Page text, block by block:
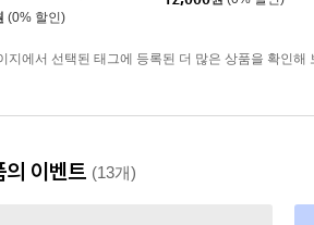
(0% 할인)
지에서 선택된 태그에 등록된 더 많은 상품을 확인해
의 이벤트 (13개)